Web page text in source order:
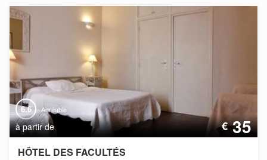
6.6 Agréable
à partir de €35
HÔTEL DES FACULTÉS